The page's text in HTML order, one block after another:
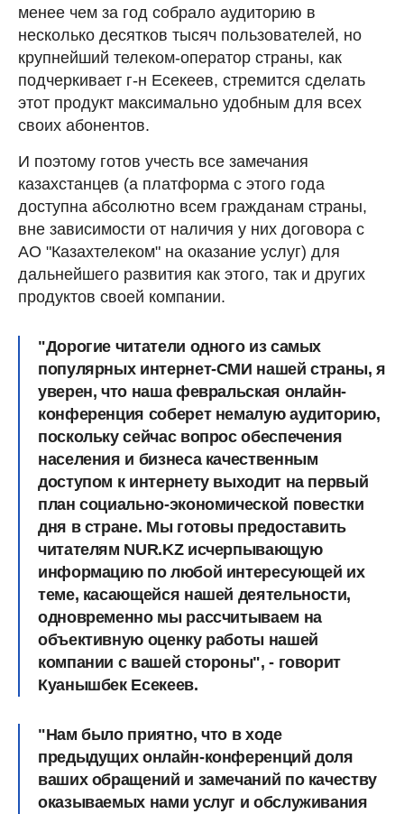
менее чем за год собрало аудиторию в
несколько десятков тысяч пользователей, но
крупнейший телеком-оператор страны, как
подчеркивает г-н Есекеев, стремится сделать
этот продукт максимально удобным для всех
своих абонентов.
И поэтому готов учесть все замечания
казахстанцев (а платформа с этого года
доступна абсолютно всем гражданам страны,
вне зависимости от наличия у них договора с
АО "Казахтелеком" на оказание услуг) для
дальнейшего развития как этого, так и других
продуктов своей компании.
"Дорогие читатели одного из самых
популярных интернет-СМИ нашей страны, я
уверен, что наша февральская онлайн-
конференция соберет немалую аудиторию,
поскольку сейчас вопрос обеспечения
населения и бизнеса качественным
доступом к интернету выходит на первый
план социально-экономической повестки
дня в стране. Мы готовы предоставить
читателям NUR.KZ исчерпывающую
информацию по любой интересующей их
теме, касающейся нашей деятельности,
одновременно мы рассчитываем на
объективную оценку работы нашей
компании с вашей стороны", - говорит
Куанышбек Есекеев.
"Нам было приятно, что в ходе
предыдущих онлайн-конференций доля
ваших обращений и замечаний по качеству
оказываемых нами услуг и обслуживания